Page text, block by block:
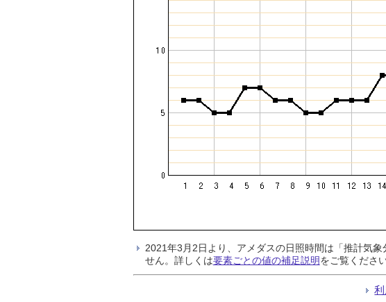
2021年3月2日より、アメダスの日照時間は「推計気
せん。詳しくは要素ごとの値の補足説明をご覧ください